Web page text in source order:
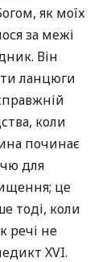
як моїх
за межі
Він
ланцюги
коли
починає
для
це
тоді, коли
речі не
XVI.